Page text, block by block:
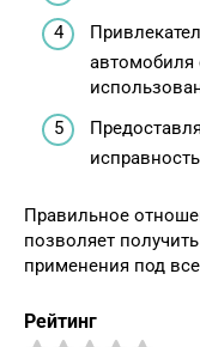
автомобиля
Правильное
позволяет
применения под
Рейтинг